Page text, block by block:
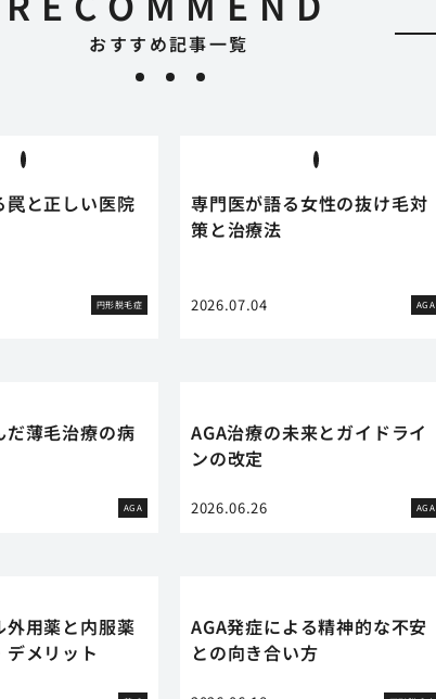
おすすめ記事一覧
罠と正しい医院
円形脱毛症
専門医が語る女性の抜け毛対
策と治療法
2026.07.04 AGA
だ薄毛治療の病
AGA
AGA治療の未来とガイドライ
ンの改定
2026.06.26 AGA
外用薬と内服薬
メリット
AGA発症による精神的な不安
との向き合い方